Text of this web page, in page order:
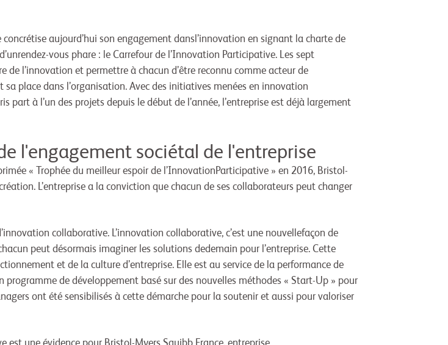
aujourd’hui son engagement dansl’innovation en signant la charte de
vous phare : le Carrefour de l’Innovation Participative. Les sept
l’innovation et permettre à chacun d’être reconnu comme acteur de
place dans l’organisation. Avec des initiatives menées en innovation
à l’un des projets depuis le début de l’année, l’entreprise est déjà largement
l'engagement sociétal de l'entreprise
« Trophée du meilleur espoir de l’InnovationParticipative » en 2016, Bristol-
L’entreprise a la conviction que chacun de ses collaborateurs peut changer
collaborative. L’innovation collaborative, c’est une nouvellefaçon de
peut désormais imaginer les solutions dedemain pour l’entreprise. Cette
et de la culture d’entreprise. Elle est au service de la performance de
programme de développement basé sur des nouvelles méthodes « Start-Up » pour
ont été sensibilisés à cette démarche pour la soutenir et aussi pour valoriser